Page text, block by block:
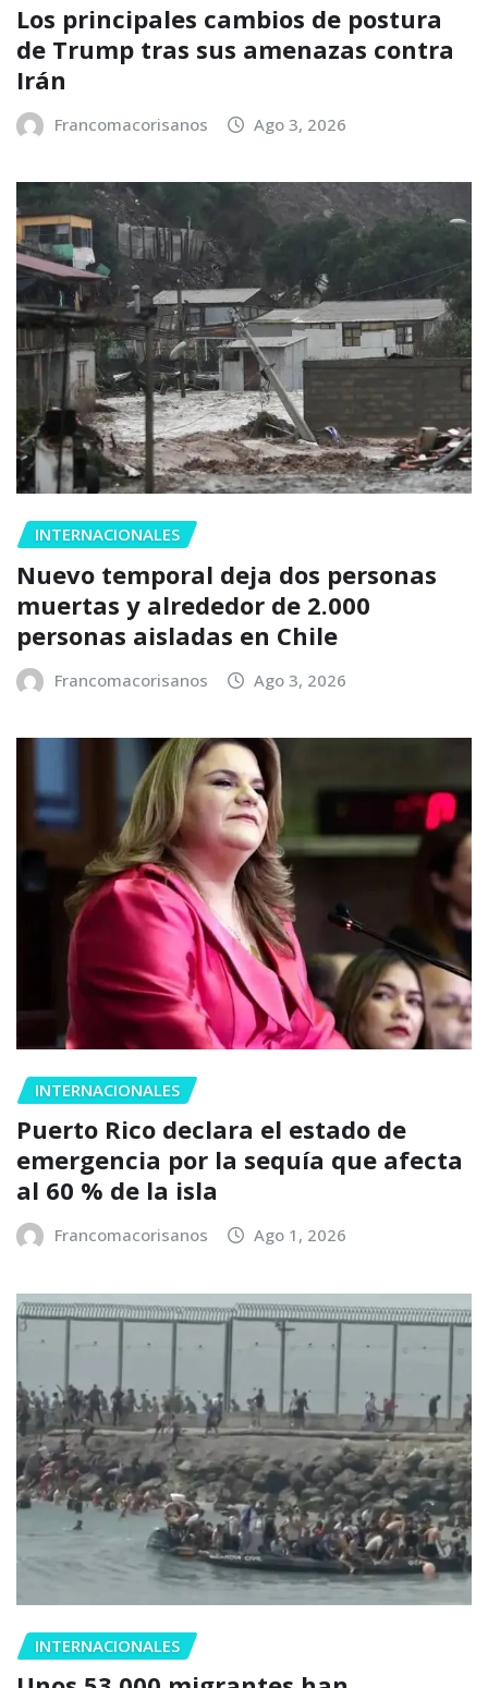
Los principales cambios de postura
de Trump tras sus amenazas contra
Irán
Francomacorisanos Ago 3, 2026
INTERNACIONALES
Nuevo temporal deja dos personas
muertas y alrededor de 2.000
personas aisladas en Chile
Francomacorisanos Ago 3, 2026
INTERNACIONALES
Puerto Rico declara el estado de
emergencia por la sequía que afecta
al 60 % de la isla
Francomacorisanos Ago 1, 2026
INTERNACIONALES